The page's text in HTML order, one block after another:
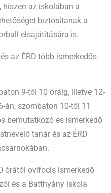
hiszen az iskolában a
biztosítanak a
elsajátítására is.
az ÉRD több ismerkedős
9-től 10 óráig, illetve 12-
án, szombaton 10-től 11
bemutatkozó és ismerkedő
tanár és az ÉRD
órától ovifocis ismerkedő
és a Batthyány iskola